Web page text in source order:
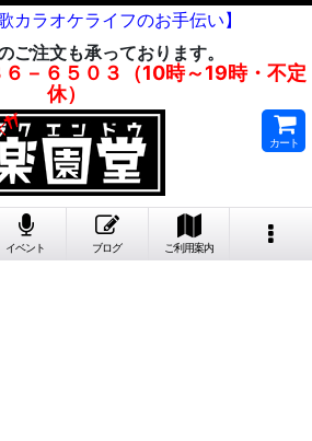
カラオケライフのお手伝い】
ご注文も承っております。
－６５０３（10時～19時・不定
休）
カート
イベント ブログ ご利用案内